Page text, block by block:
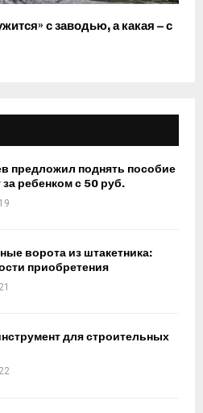
с заводью, а какая – с
предложил поднять пособие
за ребенком с 50 руб.
ворота из штакетника:
приобретения
для строительных